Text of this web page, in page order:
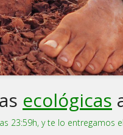
ecológicas
23:59h, y te lo entregamos el